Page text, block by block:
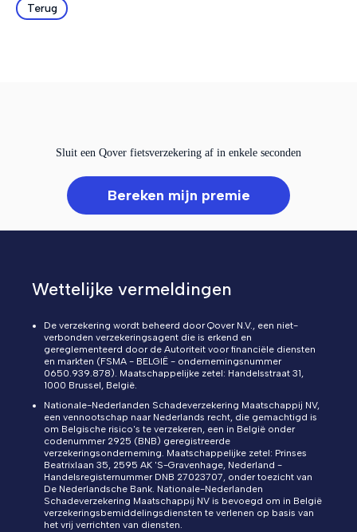
Terug
Sluit een Qover fietsverzekering af in enkele seconden
Bereken mijn premie
Wettelijke vermeldingen
De verzekering wordt beheerd door Qover N.V., een niet-
verbonden verzekeringsagent die is erkend en
gereglementeerd door de Autoriteit voor financiële diensten
en markten (FSMA - BELGIË - ondernemingsnummer
0650.939.878). Maatschappelijke zetel: Handelsstraat 31,
1000 Brussel, België.
Nationale-Nederlanden Schadeverzekering Maatschappij NV,
een vennootschap naar Nederlands recht, die gemachtigd is
om Belgische risico's te verzekeren, een in België onder
codenummer 2925 (BNB) geregistreerde
verzekeringsonderneming. Maatschappelijke zetel: Prinses
Beatrixlaan 35, 2595 AK 'S-Gravenhage, Nederland -
Handelsregisternummer DNB 27023707, onder toezicht van
De Nederlandsche Bank. Nationale-Nederlanden
Schadeverzekering Maatschappij NV is bevoegd om in België
verzekeringsbemiddelingsdiensten te verlenen op basis van
het vrij verrichten van diensten.